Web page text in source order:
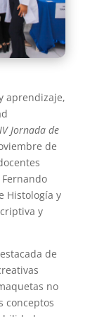
aprendizaje,
IV Jornada de
de
Histología y
y
de
no
conceptos